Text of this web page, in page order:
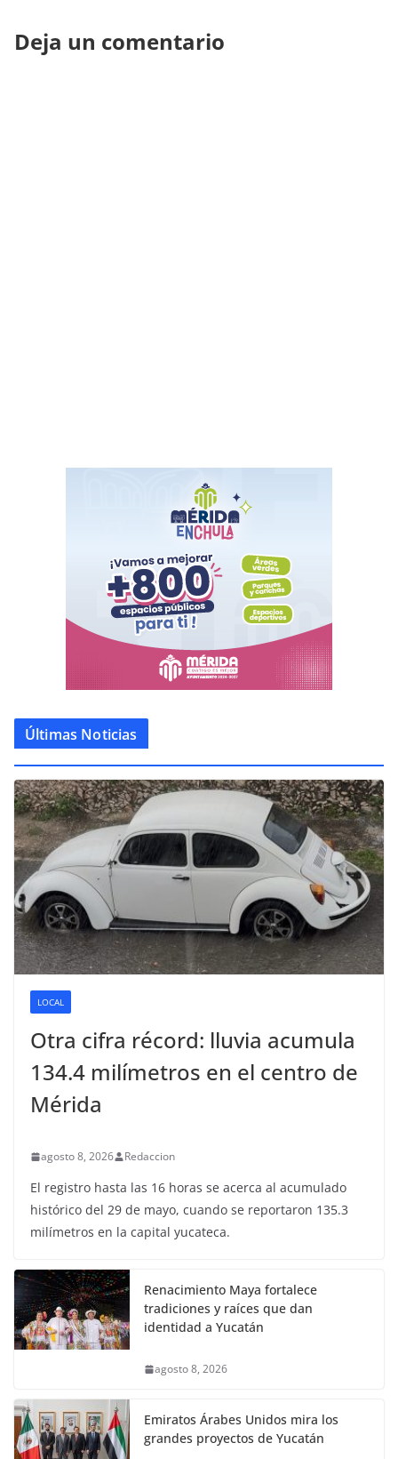
Deja un comentario
Últimas Noticias
LOCAL
Otra cifra récord: lluvia acumula
134.4 milímetros en el centro de
Mérida
agosto 8, 2026 Redaccion
El registro hasta las 16 horas se acerca al acumulado
histórico del 29 de mayo, cuando se reportaron 135.3
milímetros en la capital yucateca.
Renacimiento Maya fortalece
tradiciones y raíces que dan
identidad a Yucatán
agosto 8, 2026
Emiratos Árabes Unidos mira los
grandes proyectos de Yucatán